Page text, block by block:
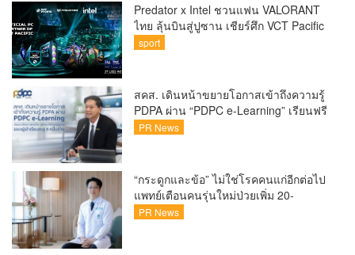
Predator x Intel ชวนแฟน VALORANT
ไทย ลุ้นบินสู่ปูซาน เชียร์ศึก VCT Pacific
Finals Busan ประเทศเกาหลีใต้ Predator
สุดพิเศษตลอดทัวร์นาเมนต์
sport
สคส. เดินหน้าขยายโอกาสเข้าถึงความรู้
PDPA ผ่าน “PDPC e-Learning” เรียนฟรี
ทุกที่ ทุกเวลา พร้อมประกาศนียบัตร ต่อย
แล้ว
PR News
“กระดูกและข้อ” ไม่ใช่โรคคนแก่อีกต่อไป
แพทย์เตือนคนรุ่นใหม่ป่วยเพิ่ม 20-
30% เสี่ยง ‘ข้อเข่าเสื่อมก่อนวัย’ จาก
PR News